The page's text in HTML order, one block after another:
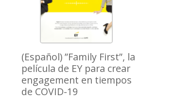
(Español) ”Family First”, la
película de EY para crear
engagement en tiempos
de COVID-19